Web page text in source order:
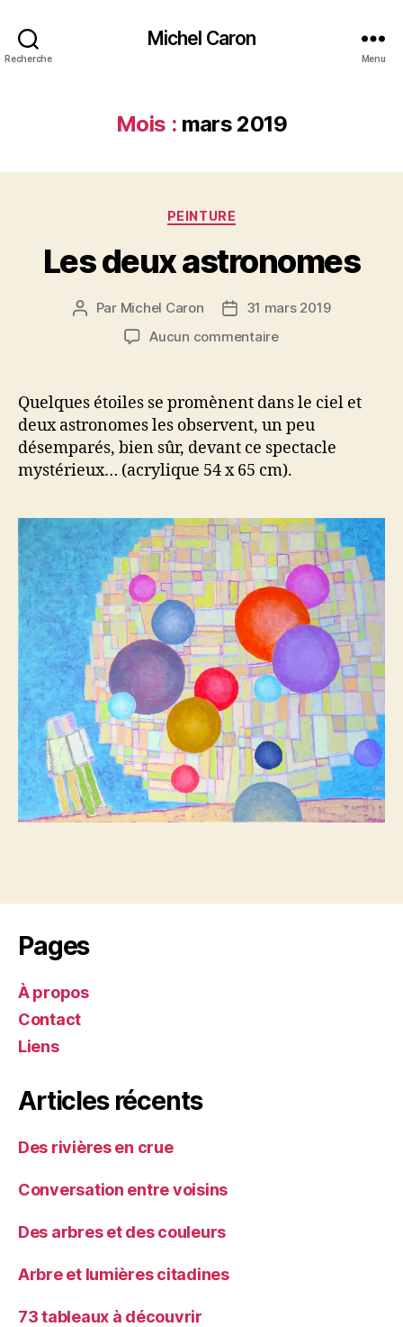
Recherche
Michel Caron
Menu
Mois : mars 2019
Catégories
PEINTURE
Les deux astronomes
Auteur
Par Michel Caron
Date31 mars 2019
Aucun commentairesur
astronomes
Quelques étoiles se promènent dans le ciel et
deux astronomes les observent, un peu
désemparés, bien sûr, devant ce spectacle
mystérieux… (acrylique 54 x 65 cm).
Pages
À propos
Contact
Liens
Articles récents
Des rivières en crue
Conversation entre voisins
Des arbres et des couleurs
Arbre et lumières citadines
73 tableaux à découvrir